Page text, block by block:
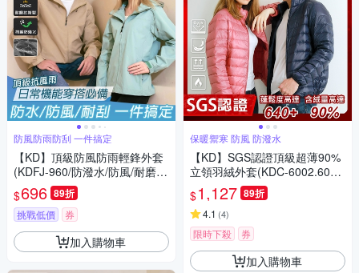
防風防雨防刮 一件搞定
【KD】頂級防風防雨輕鋒外套
(KDFJ-960/防潑水/防風/耐磨/
透氣)
$696 89折
挑戰低價 券
加入購物車
保暖禦寒 防風 防潑水
【KD】SGS認證頂級超薄90%
立領羽絨外套(KDC-6002.600
6)(禦寒/防潑水/換季)
$1,127 89折
4.1 (4)
限時下殺 券
加入購物車